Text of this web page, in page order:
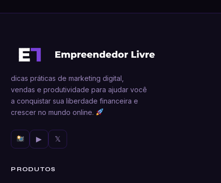
dicas práticas de marketing digital,
vendas e produtividade para ajudar você
a conquistar sua liberdade financeira e
crescer no mundo online.
▶ 𝕏
PRODUTOS